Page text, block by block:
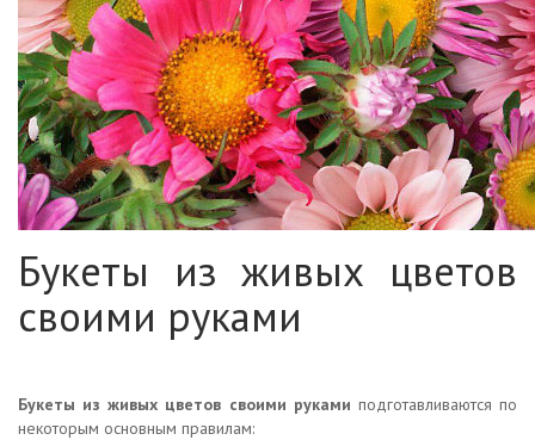
Букеты из живых цветов
своими руками
Букеты из живых цветов своими руками подготавливаются по
некоторым основным правилам: